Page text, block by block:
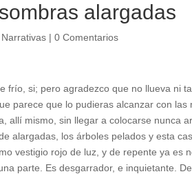
alargadas
Narrativas |0 Comentarios
frío, si; pero agradezco que no llueva ni
parece que lo pudieras alcanzar con las
allí mismo, sin llegar a colocarse nunca
alargadas, los árboles pelados y esta
vestigio rojo de luz, y de repente ya es
parte. Es desgarrador, e inquietante.